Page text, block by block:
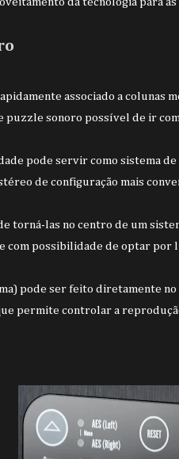
associado a colunas
puzzle sonoro possível de ir
pode servir como sistema
de configuração mais
torná-las no centro de um
com possibilidade de optar por
pode ser feito diretamente
permite controlar a